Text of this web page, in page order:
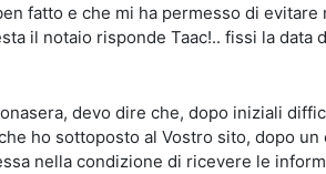
fatto e che mi ha permesso di evitare
il notaio risponde Taac!.. fissi la data
devo dire che, dopo iniziali
ho sottoposto al Vostro sito, dopo un
nella condizione di ricevere le